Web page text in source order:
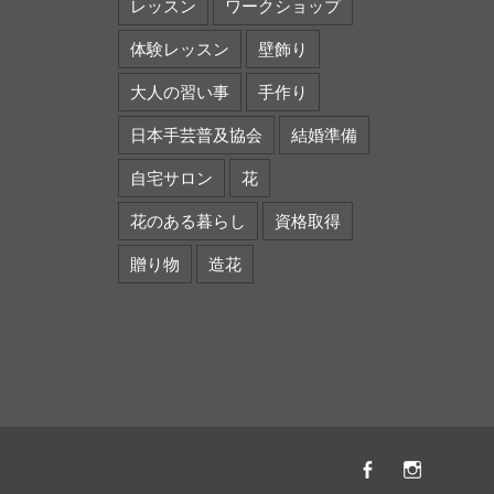
レッスン ワークショップ
体験レッスン 壁飾り
大人の習い事 手作り
日本手芸普及協会 結婚準備
自宅サロン 花
花のある暮らし 資格取得
贈り物 造花
Facebook